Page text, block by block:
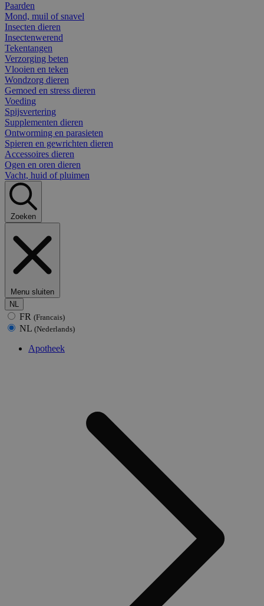
Paarden
Mond, muil of snavel
Insecten dieren
Insectenwerend
Tekentangen
Verzorging beten
Vlooien en teken
Wondzorg dieren
Gemoed en stress dieren
Voeding
Spijsvertering
Supplementen dieren
Ontworming en parasieten
Spieren en gewrichten dieren
Accessoires dieren
Ogen en oren dieren
Vacht, huid of pluimen
Zoeken
Menu sluiten
NL
FR (Francais)
NL (Nederlands)
Apotheek